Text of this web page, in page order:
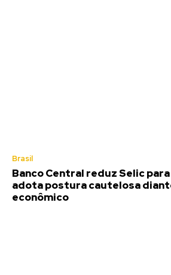
Brasil
Banco Central reduz Selic para
adota postura cautelosa
econômico